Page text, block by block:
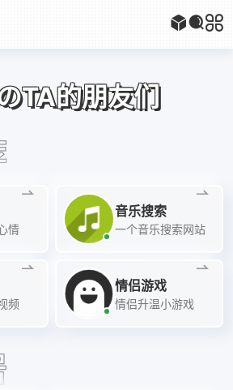
TA的朋友们
情
音乐搜索
一个音乐搜索网站
频
情侣游戏
情侣升温小游戏